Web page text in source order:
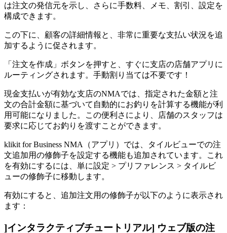
は注文の発信元を示し、さらに手数料、メモ、割引、設定を
構成できます。
この下に、顧客の詳細情報と、非常に重要な支払い状況を追
加するように促されます。
「注文を作成」ボタンを押すと、すぐに支店の店舗アプリに
ルーティングされます。手動割り当ては不要です！
現金支払いが有効な支店のNMAでは、指定された金額と注
文の合計金額に基づいて自動的にお釣りを計算する機能が利
用可能になりました。この便利さにより、店舗のスタッフは
要求に応じてお釣りを渡すことができます。
klikit for Business NMA（アプリ）では、タイルビューでの注
文追加用の修飾子を設定する機能も追加されています。これ
を有効にするには、単に設定 > プリファレンス > タイルビ
ューの修飾子に移動します。
有効にすると、追加注文用の修飾子が以下のように表示され
ます：
]インタラクティブチュートリアル] ウェブ版の注